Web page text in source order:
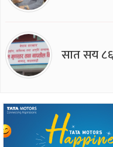
सात सय ८६